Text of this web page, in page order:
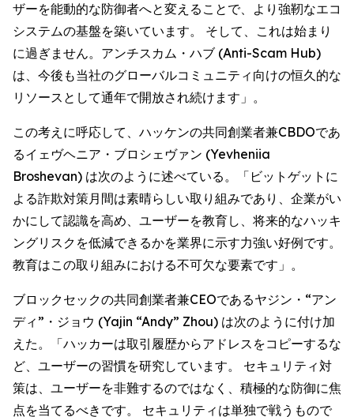
ザーを能動的な防御者へと変えることで、より強靭なエコ
システムの基盤を築いています。 そして、これは始まり
に過ぎません。アンチスカム・ハブ (Anti-Scam Hub)
は、今後も当社のグローバルコミュニティ向けの恒久的な
リソースとして通年で開放され続けます」。
この考えに呼応して、ハッケンの共同創業者兼CBDOであ
るイェヴヘニア・ブロシェヴァン (Yevheniia
Broshevan) は次のように述べている。「ビットゲットに
よる詐欺対策月間は素晴らしい取り組みであり、企業がい
かにして認識を高め、ユーザーを教育し、将来的なハッキ
ングリスクを低減できるかを業界に示す力強い好例です。
教育はこの取り組みにおける不可欠な要素です」。
ブロックセックの共同創業者兼CEOであるヤジン・“アン
ディ”・ジョウ (Yajin “Andy” Zhou) は次のように付け加
えた。「ハッカーは取引履歴からアドレスをコピーするな
ど、ユーザーの習慣を研究しています。 セキュリティ対
策は、ユーザーを非難するのではなく、積極的な防御に焦
点を当てるべきです。 セキュリティは単独で戦うもので